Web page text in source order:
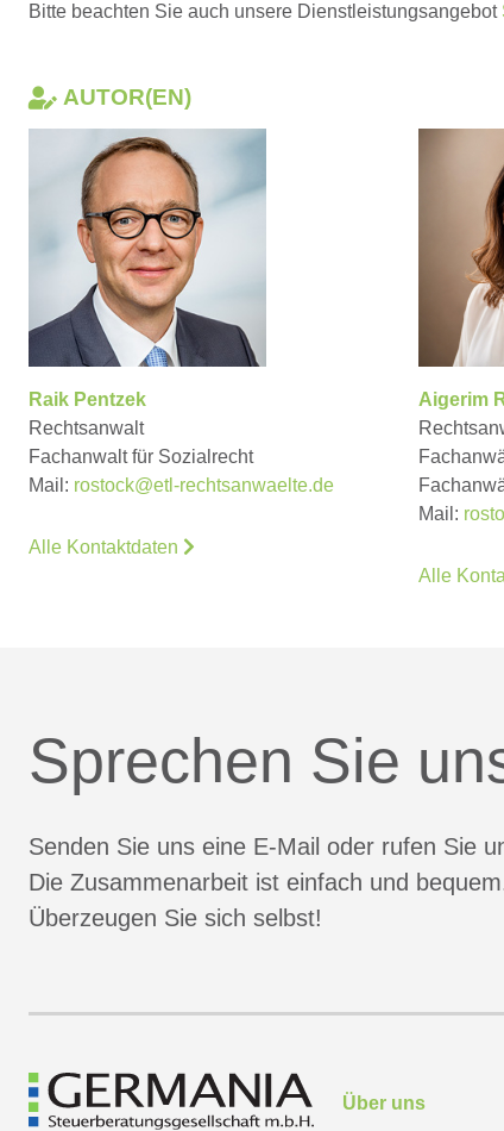
Bitte beachten Sie auch unsere Dienstleistungsangebot
AUTOR(EN)
Raik Pentzek
Rechtsanwalt
Fachanwalt für Sozialrecht
Mail: rostock@etl-rechtsanwaelte.de
Alle Kontaktdaten
Aigerim
Mail:
Alle
Sprechen Sie
Senden Sie uns eine E-Mail oder rufen Sie
Die Zusammenarbeit ist einfach und
Überzeugen Sie sich selbst!
Über uns